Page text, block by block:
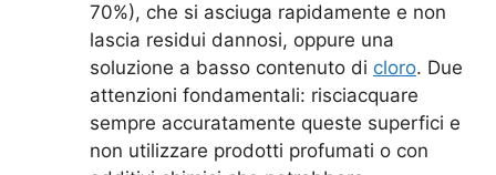
70%), che si asciuga rapidamente e non
lascia residui dannosi, oppure una
soluzione a basso contenuto di cloro. Due
attenzioni fondamentali: risciacquare
sempre accuratamente queste superfici e
non utilizzare prodotti profumati o con